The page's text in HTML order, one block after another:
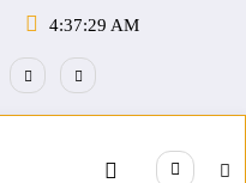
4:37:30 AM